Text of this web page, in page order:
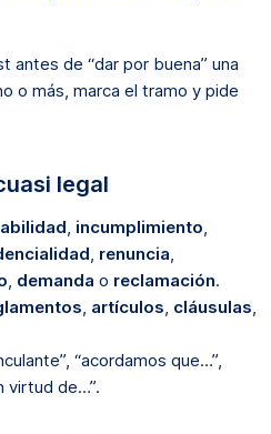
antes de “dar por buena” una
o más, marca el tramo y pide
legal
incumplimiento
renuncia
demanda o reclamación.
artículos cláusulas
“acordamos que…”,
virtud de…”.